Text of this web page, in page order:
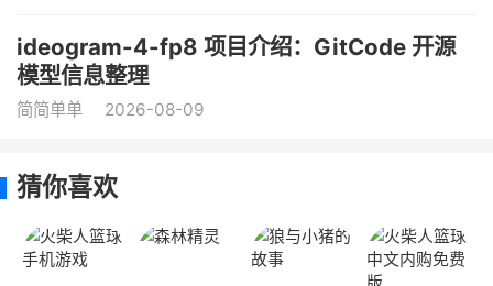
ideogram-4-fp8 项目介绍：GitCode 开源
模型信息整理
简简单单 2026-08-09
猜你喜欢